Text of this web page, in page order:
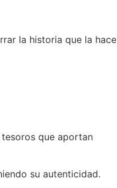
la historia que la hace
tesoros que aportan
su autenticidad.